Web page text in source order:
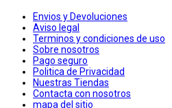
Envios y Devoluciones
Aviso legal
Terminos y condiciones de uso
Sobre nosotros
Pago seguro
Politica de Privacidad
Nuestras Tiendas
Contacta con nosotros
mapa del sitio